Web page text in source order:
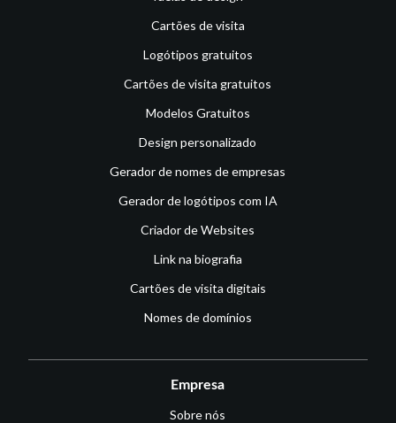
Cartões de visita
Logótipos gratuitos
Cartões de visita gratuitos
Modelos Gratuitos
Design personalizado
Gerador de nomes de empresas
Gerador de logótipos com IA
Criador de Websites
Link na biografia
Cartões de visita digitais
Nomes de domínios
Empresa
Sobre nós